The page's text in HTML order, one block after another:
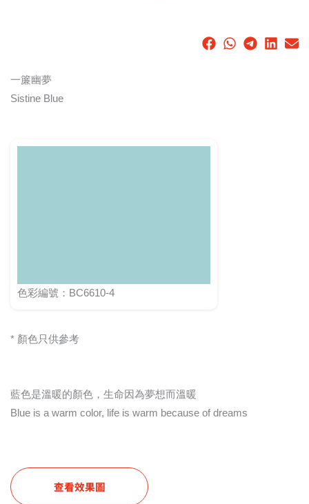
一簾幽夢
Sistine Blue
色彩編號：BC6610-4
* 顏色只供參考
藍色是溫暖的顏色，生命因為夢想而溫暖
Blue is a warm color, life is warm because of dreams
查看效果圖